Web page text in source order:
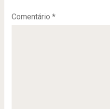
Comentário *